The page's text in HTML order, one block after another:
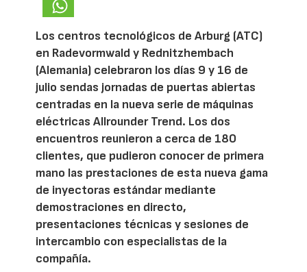
Los centros tecnológicos de Arburg (ATC)
en Radevormwald y Rednitzhembach
(Alemania) celebraron los días 9 y 16 de
julio sendas jornadas de puertas abiertas
centradas en la nueva serie de máquinas
eléctricas Allrounder Trend. Los dos
encuentros reunieron a cerca de 180
clientes, que pudieron conocer de primera
mano las prestaciones de esta nueva gama
de inyectoras estándar mediante
demostraciones en directo,
presentaciones técnicas y sesiones de
intercambio con especialistas de la
compañía.